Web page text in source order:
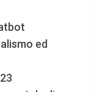
ed